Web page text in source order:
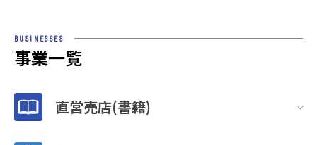
BUSINESSES
事業一覧
直営売店(書籍)